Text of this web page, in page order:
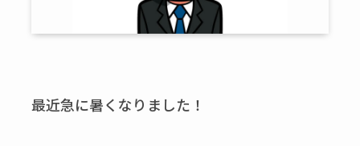
最近急に暑くなりました！